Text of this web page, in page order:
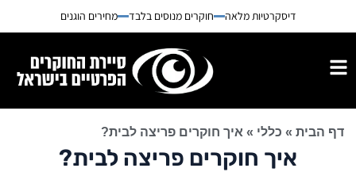
דיסקרטיות מלאה חוקרים מנוסים בלבד מחירים הוגנים
דף הבית » כללי » איך חוקרים פריצה לבית?
איך חוקרים פריצה לבית?